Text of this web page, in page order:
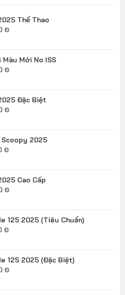
Thể Thao
Đ
Màu Mới No ISS
Đ
Đặc Biệt
Đ
Scoopy 2025
Đ
Cao Cấp
Đ
125 2025 (Tiêu Chuẩn)
Đ
125 2025 (Đặc Biệt)
Đ